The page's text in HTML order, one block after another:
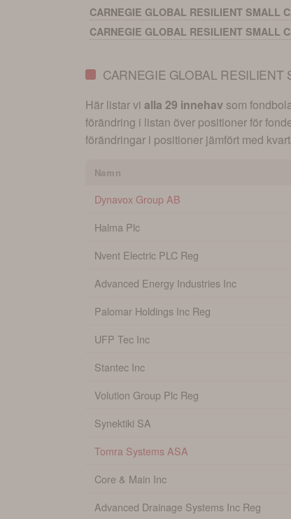
CARNEGIE GLOBAL RESILIENT SMALL
CARNEGIE GLOBAL RESILIENT SMALL
CARNEGIE GLOBAL RESILIENT
Här listar vi alla 29 innehav som
förändring i listan över positioner för
förändringar i positioner jämfört med
Namn
Dynavox Group AB
Halma Plc
Nvent Electric PLC Reg
Advanced Energy Industries Inc
Palomar Holdings Inc Reg
UFP Tec Inc
Stantec Inc
Volution Group Plc Reg
Synektiki SA
Tomra Systems ASA
Core & Main Inc
Advanced Drainage Systems Inc Reg